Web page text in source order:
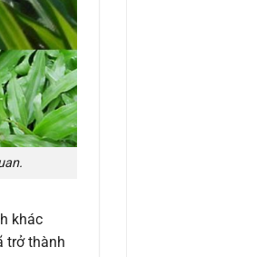
khác
trở thành